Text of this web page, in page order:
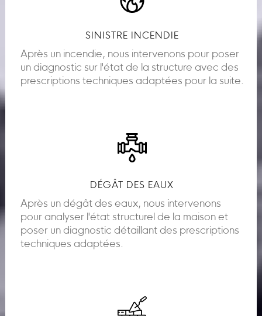
SINISTRE INCENDIE
Après un incendie, nous intervenons pour poser
un diagnostic sur l'état de la structure avec des
prescriptions techniques adaptées pour la suite.
DÉGÂT DES EAUX
Après un dégât des eaux, nous intervenons
pour analyser l'état structurel de la maison et
poser un diagnostic détaillant des prescriptions
techniques adaptées.